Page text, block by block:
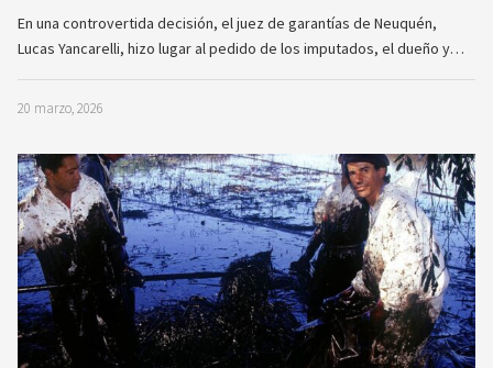
En una controvertida decisión, el juez de garantías de Neuquén,
Lucas Yancarelli, hizo lugar al pedido de los imputados, el dueño y…
20 marzo, 2026